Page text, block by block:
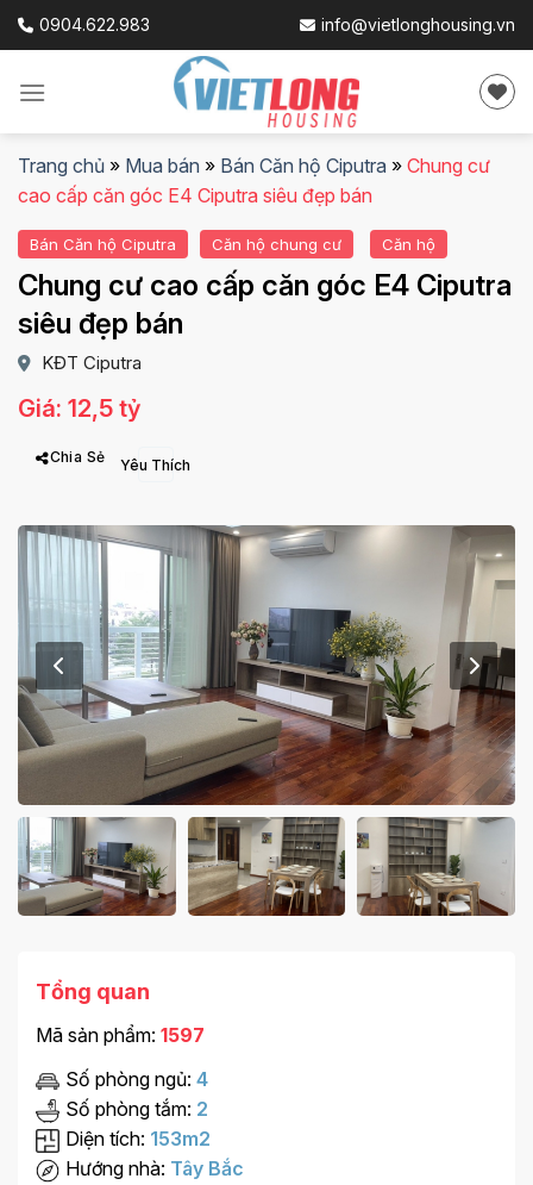
Skip
0904.622.983 info@vietlonghousing.vn
Trang chủ » Mua bán » Bán Căn hộ Ciputra » Chung cư
cao cấp căn góc E4 Ciputra siêu đẹp bán
Bán Căn hộ Ciputra Căn hộ chung cư Căn hộ
Chung cư cao cấp căn góc E4 Ciputra
siêu đẹp bán
KĐT Ciputra
Giá: 12,5 tỷ
Chia Sẻ
Tổng quan
Mã sản phẩm: 1597
Số phòng ngủ: 4
Số phòng tắm: 2
Diện tích: 153m2
Hướng nhà: Tây Bắc